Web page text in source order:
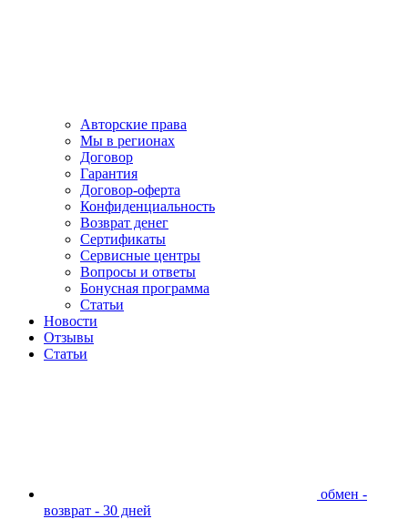
Авторские права
Мы в регионах
Договор
Гарантия
Договор-оферта
Конфиденциальность
Возврат денег
Сертификаты
Сервисные центры
Вопросы и ответы
Бонусная программа
Статьи
Новости
Отзывы
Статьи
обмен -
возврат - 30 дней